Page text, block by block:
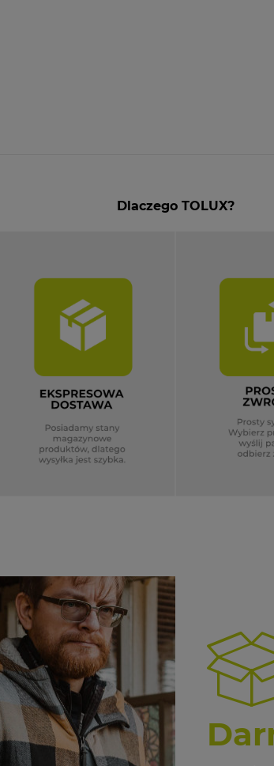
Dlaczego TOLUX?